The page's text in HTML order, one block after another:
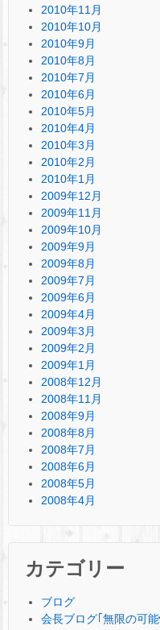
2010年11月
2010年10月
2010年9月
2010年8月
2010年7月
2010年6月
2010年5月
2010年4月
2010年3月
2010年2月
2010年1月
2009年12月
2009年11月
2009年10月
2009年9月
2009年8月
2009年7月
2009年6月
2009年4月
2009年3月
2009年2月
2009年1月
2008年12月
2008年11月
2008年9月
2008年8月
2008年7月
2008年6月
2008年5月
2008年4月
カテゴリー
ブログ
会長ブログ｢無限の可